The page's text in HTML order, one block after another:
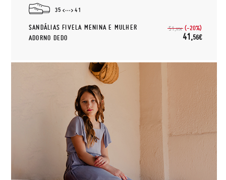
35 41
SANDÁLIAS FIVELA MENINA E MULHER
ADORNO DEDO
51,95€ (-20%)
41,56€